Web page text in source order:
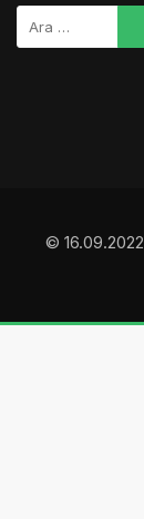
© 16.09.2022